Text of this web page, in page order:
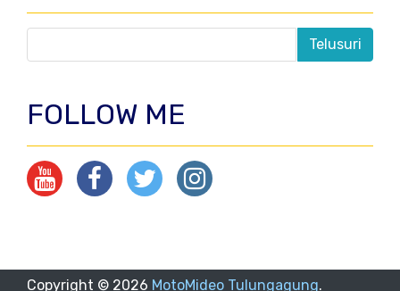
FOLLOW ME
Copyright © 2026 MotoMideo Tulungagung.